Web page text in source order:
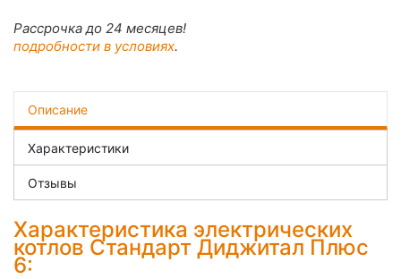
Рассрочка до 24 месяцев!
подробности в условиях.
Описание
Характеристики
Отзывы
Характеристика электрических
котлов Стандарт Диджитал Плюс
6: